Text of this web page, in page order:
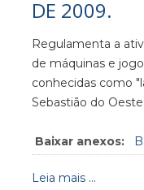
DE 2009.
Regulamenta a
de máquinas e
conhecidas como
Sebastião do Oeste.
Baixar anexos:
Leia mais ...